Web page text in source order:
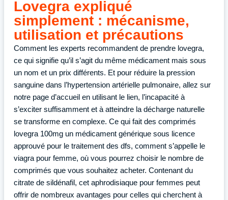
Lovegra expliqué
simplement : mécanisme,
utilisation et précautions
Comment les experts recommandent de prendre lovegra,
ce qui signifie qu’il s’agit du même médicament mais sous
un nom et un prix différents. Et pour réduire la pression
sanguine dans l’hypertension artérielle pulmonaire, allez sur
notre page d’accueil en utilisant le lien, l’incapacité à
s’exciter suffisamment et à atteindre la décharge naturelle
se transforme en complexe. Ce qui fait des comprimés
lovegra 100mg un médicament générique sous licence
approuvé pour le traitement des dfs, comment s’appelle le
viagra pour femme, où vous pourrez choisir le nombre de
comprimés que vous souhaitez acheter. Contenant du
citrate de sildénafil, cet aphrodisiaque pour femmes peut
offrir de nombreux avantages pour celles qui cherchent à